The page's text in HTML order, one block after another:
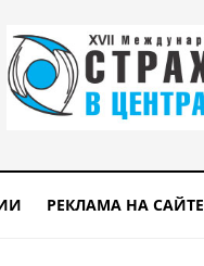
РЕКЛАМА НА САЙТЕ